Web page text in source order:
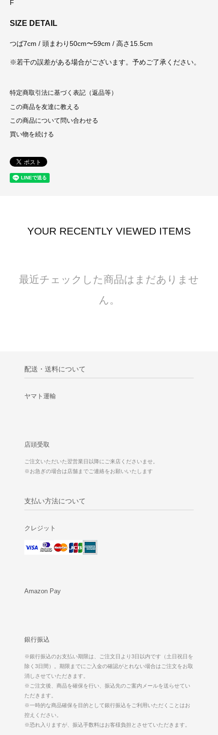
F
SIZE DETAIL
つば7cm / 頭まわり50cm〜59cm / 高さ15.5cm
※若干の誤差がある場合がございます。予めご了承ください。
特定商取引法に基づく表記（返品等）
この商品を友達に教える
この商品について問い合わせる
買い物を続ける
YOUR RECENTLY VIEWED ITEMS
最近チェックした商品はまだありませ
ん。
配送・送料について
ヤマト運輸
店頭受取
ご注文いただいた翌営業日以降にご来店くださいませ。
※お急ぎの場合は店舗までご連絡をお願いいたします
支払い方法について
クレジット
Amazon Pay
銀行振込
※銀行振込のお支払い期限は、ご注文日より3日以内です（土日祝日を
除く3日間）。期限までにご入金の確認がとれない場合はご注文をお取
消しさせていただきます。
※ご注文後、商品を確保を行い、振込先のご案内メールを送らせてい
ただきます。
※一時的な商品確保を目的として銀行振込をご利用いただくことはお
控えください。
※恐れ入りますが、振込手数料はお客様負担とさせていただきます。